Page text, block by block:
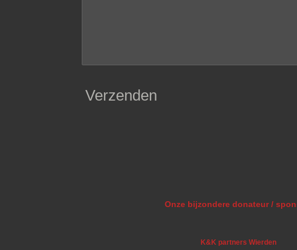
Verzenden
Onze bijzondere donateur /
K&K partners Wierden